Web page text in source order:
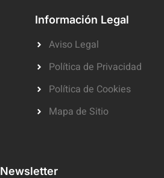
Información Legal
Aviso Legal
Política de Privacidad
Política de Cookies
Mapa de Sitio
Newsletter